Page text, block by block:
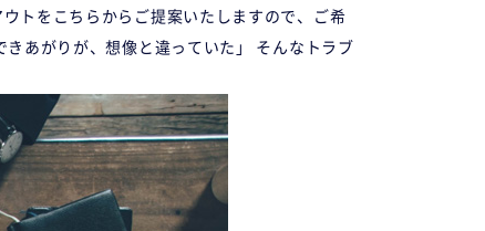
トをこちらからご提案いたしますので、ご希
あがりが、想像と違っていた」 そんなトラブ